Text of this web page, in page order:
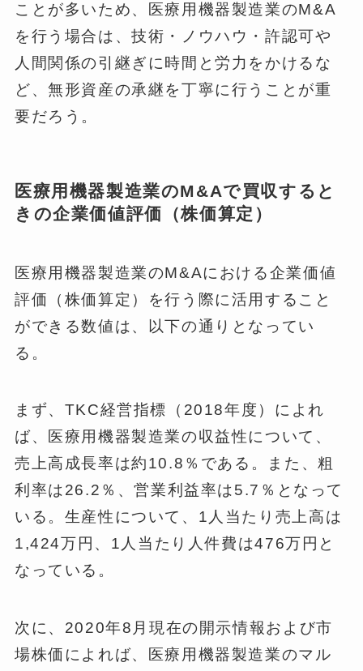
ことが多いため、医療用機器製造業のM&A
を行う場合は、技術・ノウハウ・許認可や
人間関係の引継ぎに時間と労力をかけるな
ど、無形資産の承継を丁寧に行うことが重
要だろう。
医療用機器製造業のM&Aで買収すると
きの企業価値評価（株価算定）
医療用機器製造業のM&Aにおける企業価値
評価（株価算定）を行う際に活用すること
ができる数値は、以下の通りとなってい
る。
まず、TKC経営指標（2018年度）によれ
ば、医療用機器製造業の収益性について、
売上高成長率は約10.8％である。また、粗
利率は26.2％、営業利益率は5.7％となって
いる。生産性について、1人当たり売上高は
1,424万円、1人当たり人件費は476万円と
なっている。
次に、2020年8月現在の開示情報および市
場株価によれば、医療用機器製造業のマル